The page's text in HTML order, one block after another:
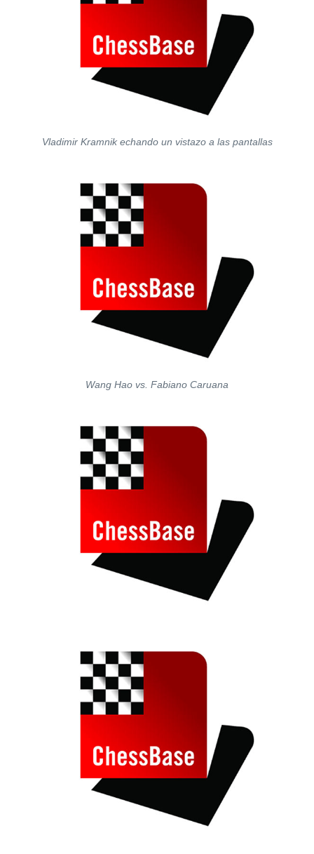
Vladimir Kramnik echando un vistazo a las pantallas
Wang Hao vs. Fabiano Caruana